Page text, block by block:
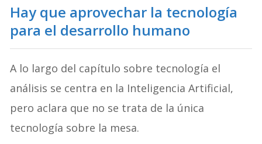
Hay que aprovechar la tecnología
para el desarrollo humano
A lo largo del capítulo sobre tecnología el
análisis se centra en la Inteligencia Artificial,
pero aclara que no se trata de la única
tecnología sobre la mesa.